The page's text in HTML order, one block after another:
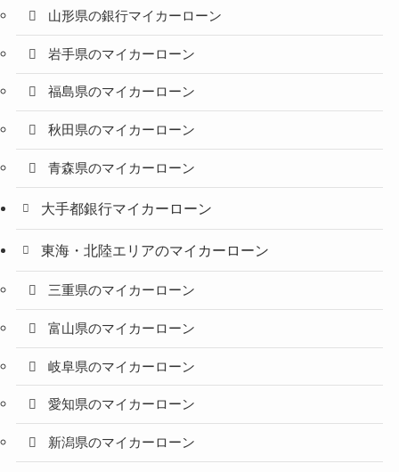
山形県の銀行マイカーローン
岩手県のマイカーローン
福島県のマイカーローン
秋田県のマイカーローン
青森県のマイカーローン
大手都銀行マイカーローン
東海・北陸エリアのマイカーローン
三重県のマイカーローン
富山県のマイカーローン
岐阜県のマイカーローン
愛知県のマイカーローン
新潟県のマイカーローン